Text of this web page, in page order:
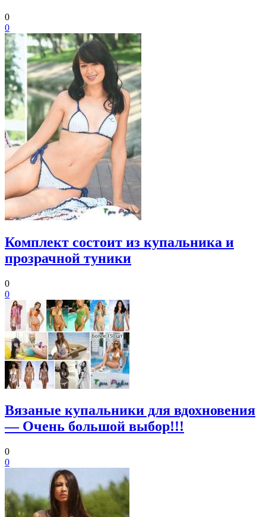
0
0
Комплект состоит из купальника и
прозрачной туники
0
0
Вязаные купальники для вдохновения
— Очень большой выбор!!!
0
0